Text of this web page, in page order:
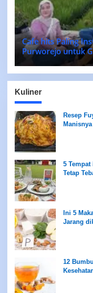
Cafe hits Paling
Purworejo untuk
Kuliner
Resep
5
Tetap
Ini 5
Jarang
12